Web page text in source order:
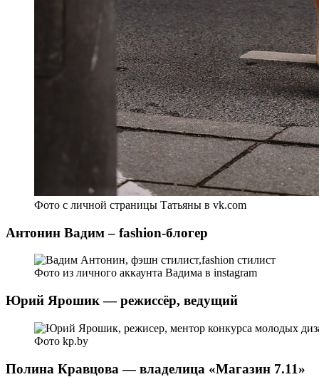
Фото с личной страницы Татьяны в vk.com
Антонин Вадим – fashion-блогер
Фото из личного аккаунта Вадима в instagram
Юрий Ярошик — режиссёр, ведущий
Фото kp.by
Полина Кравцова — владелица «Магазин 7.11»